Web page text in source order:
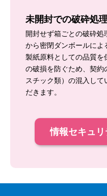
未開封での破砕処
開封せず箱ごとの破砕
から密閉ダンボールによ
製紙原料としての品質
の破損を防ぐため、契約
スチック類）の混入し
だきます。
情報セキュ